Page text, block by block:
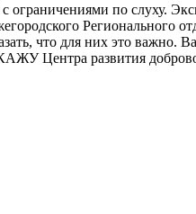
ограничениями по слуху.
Регионального
что для них это важно.
Центра развития